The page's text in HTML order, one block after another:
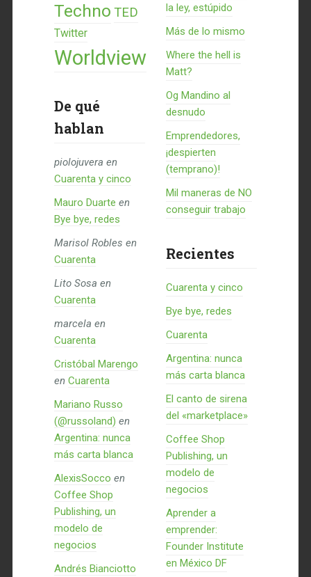
Techno TED
Twitter
Worldview
De qué
hablan
piolojuvera en
Cuarenta y cinco
Mauro Duarte en
Bye bye, redes
Marisol Robles en
Cuarenta
Lito Sosa en
Cuarenta
marcela en
Cuarenta
Cristóbal Marengo
en Cuarenta
Mariano Russo
(@russoland) en
Argentina: nunca
más carta blanca
AlexisSocco en
Coffee Shop
Publishing, un
modelo de
negocios
Andrés Bianciotto
la ley, estúpido
Más de lo mismo
Where the hell is
Matt?
Og Mandino al
desnudo
Emprendedores,
¡despierten
(temprano)!
Mil maneras de NO
conseguir trabajo
Recientes
Cuarenta y cinco
Bye bye, redes
Cuarenta
Argentina: nunca
más carta blanca
El canto de sirena
del «marketplace»
Coffee Shop
Publishing, un
modelo de
negocios
Aprender a
emprender:
Founder Institute
en México DF